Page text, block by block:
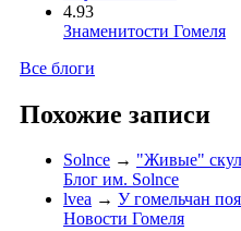
4.93
Знаменитости Гомеля
Все блоги
Похожие записи
Solnce → "Живые"
Блог им. Solnce
lvea → У гомельчан
Новости Гомеля